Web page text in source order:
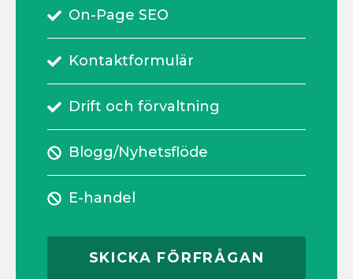
On-Page SEO
Kontaktformulär
Drift och förvaltning
Blogg/Nyhetsflöde
E-handel
SKICKA FÖRFRÅGAN